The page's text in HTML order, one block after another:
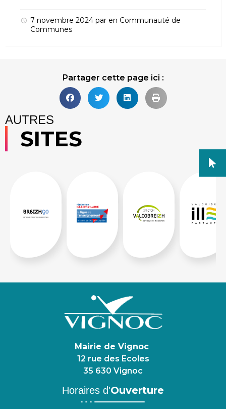
7 novembre 2024 par en Communauté de
Communes
Partager cette page ici :
AUTRES
SITES
Mairie de Vignoc
12 rue des Ecoles
35 630 Vignoc
Horaires d'Ouverture